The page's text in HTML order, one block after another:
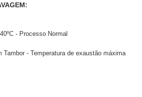
- Processo Normal
- Temperatura de exaustão máxima